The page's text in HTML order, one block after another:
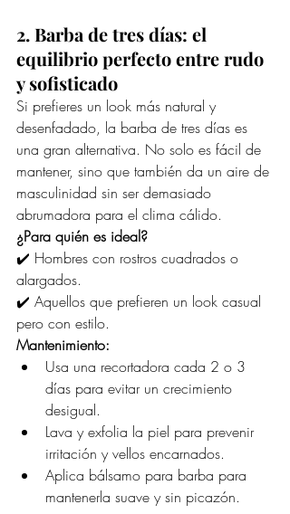
2. Barba de tres días: el
equilibrio perfecto entre rudo
y sofisticado
Si prefieres un look más natural y
desenfadado, la barba de tres días es
una gran alternativa. No solo es fácil de
mantener, sino que también da un aire de
masculinidad sin ser demasiado
abrumadora para el clima cálido.
¿Para quién es ideal?
✔️ Hombres con rostros cuadrados o
alargados.
✔️ Aquellos que prefieren un look casual
pero con estilo.
Mantenimiento:
Usa una recortadora cada 2 o 3
días para evitar un crecimiento
desigual.
Lava y exfolia la piel para prevenir
irritación y vellos encarnados.
Aplica bálsamo para barba para
mantenerla suave y sin picazón.